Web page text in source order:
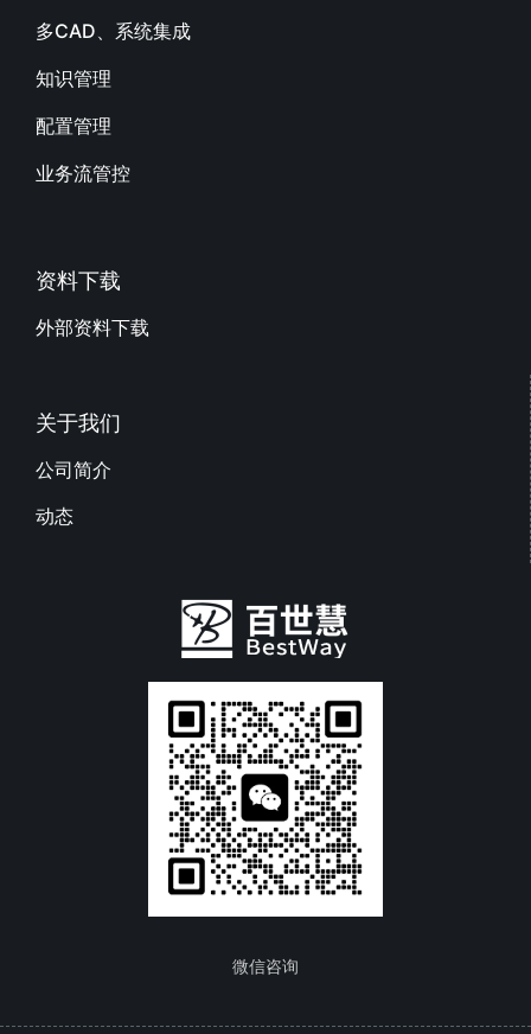
多CAD、系统集成
知识管理
配置管理
业务流管控
资料下载
外部资料下载
关于我们
公司简介
动态
微信咨询